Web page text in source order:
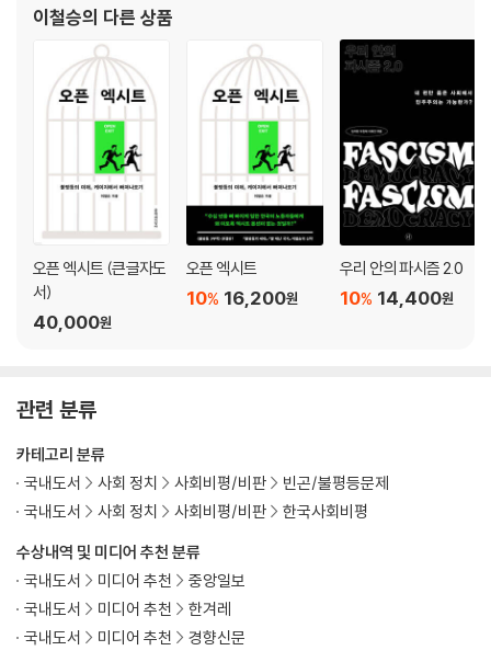
3장 코로나 팬데믹과 벼농사 체제
동아시아인들의 문화적 디엔에이─사회적 조율 시스템
동아시아 농촌의 성공 함수─협업-관계 자본
코로나 팬데믹의 국가별 양상
벼농사 체제와 코로나 팬데믹
밀농사의 개인주의와 벼농사의 집단주의
나가며─팬데믹과 불평등의 확대
한가
벼농사 사회와 밀농사 사회의 불평등 구조
쌀 경작 사회의 불평등 기제─국가로의 접속
평등화와 차별화를 향한 욕망의 공존
밀 문화권과 쌀 문화권의 불평등 치유 노력
불평등 치유 노력의 역사적 기원
벼농사 체제의 유산─복지국가의 저발전
현대 한국인의 복지 태도─부동산과 복지국가
나가며─국가를 통한 불평등의 생산
5장 연공제와 공정성의 위기
청년 실업과 노동시장 이중화의 원인은 무엇인가
이철승의 다른 상품
오픈 엑시트 (큰글자도
서)
40,000원
오픈 엑시트
16,200원
10%
우리 안의 파시즘 2.0
14,400원
10%
관련 분류
수상내역 및 미디어 추천 분류
국내도서
미디어 추천
중앙일보
국내도서
미디어 추천
한겨레
국내도서
미디어 추천 경향신문
카테고리 분류
국내도서
사회 정치 사회비평/비판
빈곤/불평등문제
국내도서
사회 정치 사회비평/비판 한국사회비평